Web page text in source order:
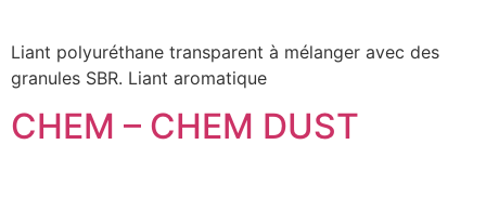
Liant polyuréthane transparent à mélanger avec des
granules SBR. Liant aromatique
CHEM – CHEM DUST